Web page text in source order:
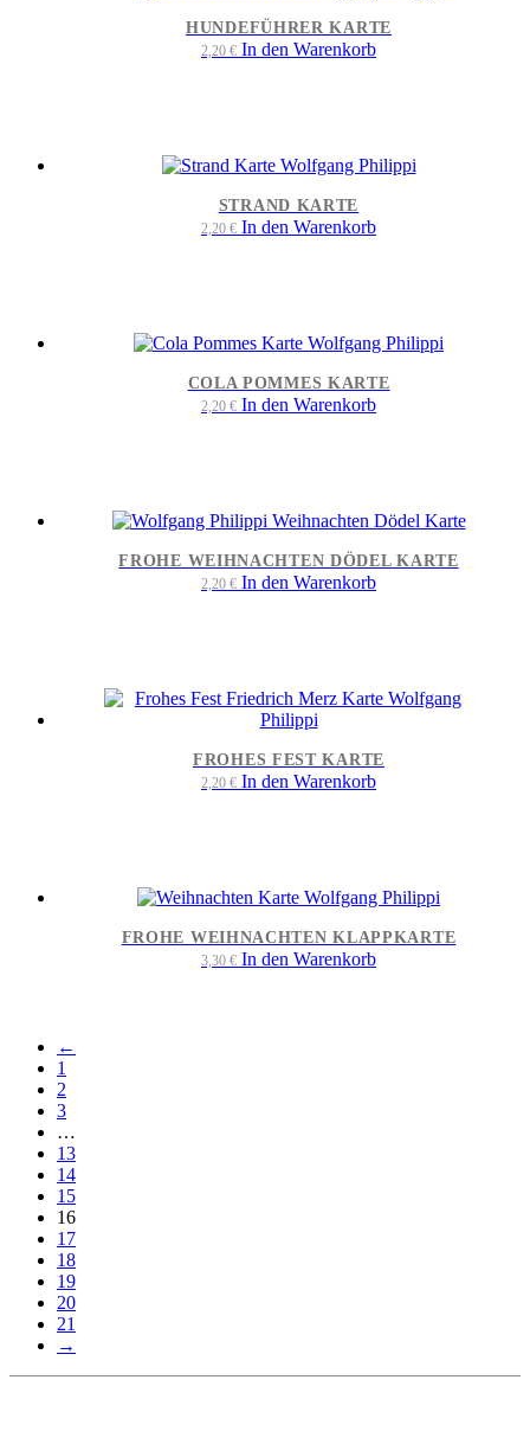
HUNDEFÜHRER KARTE
2,20 € In den Warenkorb
STRAND KARTE
2,20 € In den Warenkorb
COLA POMMES KARTE
2,20 € In den Warenkorb
FROHE WEIHNACHTEN DÖDEL KARTE
2,20 € In den Warenkorb
FROHES FEST KARTE
2,20 € In den Warenkorb
FROHE WEIHNACHTEN KLAPPKARTE
3,30 € In den Warenkorb
←
1
2
3
…
13
14
15
16
17
18
19
20
21
→